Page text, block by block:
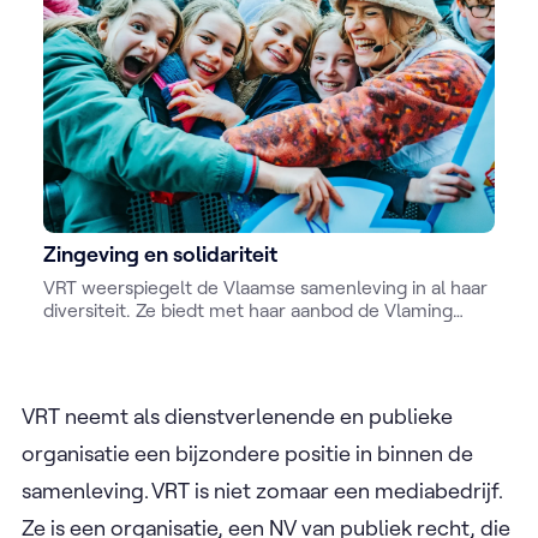
Zingeving en solidariteit
VRT weerspiegelt de Vlaamse samenleving in al haar
diversiteit. Ze biedt met haar aanbod de Vlaming
VRT neemt als dienstverlenende en publieke
organisatie een bijzondere positie in binnen de
samenleving. VRT is niet zomaar een mediabedrijf.
Ze is een organisatie, een NV van publiek recht, die